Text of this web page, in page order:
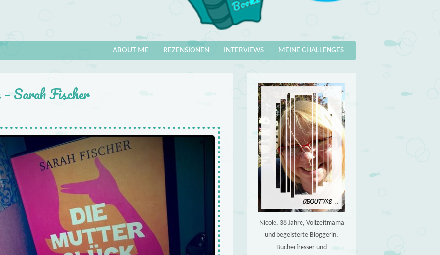
MEINE CHALLENGES
INTERVIEWS
REZENSIONEN
ABOUT ME
Sarah Fischer
Nicole, 38 Jahre, Vollzeitmama
und begeisterte Bloggerin,
Bücherfresser und